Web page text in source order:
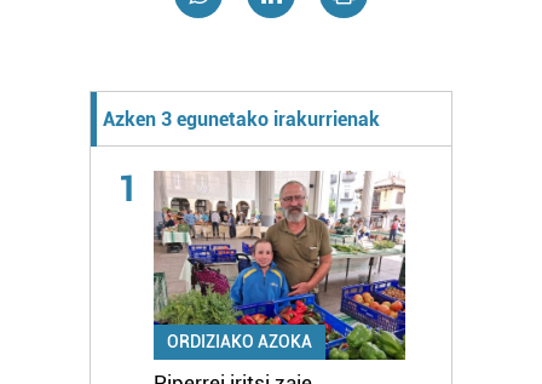
Azken 3 egunetako irakurrienak
1
ORDIZIAKO AZOKA